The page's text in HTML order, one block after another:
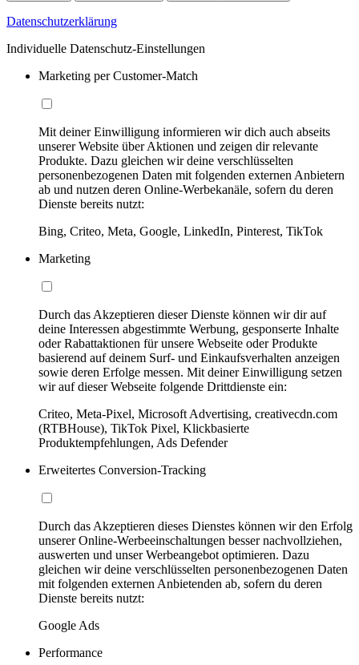
Datenschutzerklärung
Individuelle Datenschutz-Einstellungen
Marketing per Customer-Match
Mit deiner Einwilligung informieren wir dich auch abseits
unserer Website über Aktionen und zeigen dir relevante
Produkte. Dazu gleichen wir deine verschlüsselten
personenbezogenen Daten mit folgenden externen Anbietern
ab und nutzen deren Online-Werbekanäle, sofern du deren
Dienste bereits nutzt:
Bing, Criteo, Meta, Google, LinkedIn, Pinterest, TikTok
Marketing
Durch das Akzeptieren dieser Dienste können wir dir auf
deine Interessen abgestimmte Werbung, gesponserte Inhalte
oder Rabattaktionen für unsere Webseite oder Produkte
basierend auf deinem Surf- und Einkaufsverhalten anzeigen
sowie deren Erfolge messen. Mit deiner Einwilligung setzen
wir auf dieser Webseite folgende Drittdienste ein:
Criteo, Meta-Pixel, Microsoft Advertising, creativecdn.com
(RTBHouse), TikTok Pixel, Klickbasierte
Produktempfehlungen, Ads Defender
Erweitertes Conversion-Tracking
Durch das Akzeptieren dieses Dienstes können wir den Erfolg
unserer Online-Werbeeinschaltungen besser nachvollziehen,
auswerten und unser Werbeangebot optimieren. Dazu
gleichen wir deine verschlüsselten personenbezogenen Daten
mit folgenden externen Anbietenden ab, sofern du deren
Dienste bereits nutzt:
Google Ads
Performance